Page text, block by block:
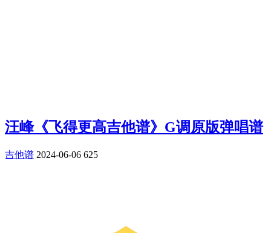
汪峰《飞得更高吉他谱》G调原版弹唱谱
吉他谱 2024-06-06 625